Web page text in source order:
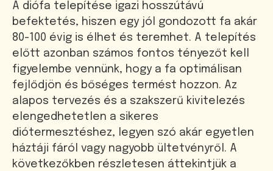
A diófa telepítése igazi hosszútávú
befektetés, hiszen egy jól gondozott fa akár
80-100 évig is élhet és teremhet. A telepítés
előtt azonban számos fontos tényezőt kell
figyelembe vennünk, hogy a fa optimálisan
fejlődjön és bőséges termést hozzon. Az
alapos tervezés és a szakszerű kivitelezés
elengedhetetlen a sikeres
diótermesztéshez, legyen szó akár egyetlen
háztáji fáról vagy nagyobb ültetvényről. A
következőkben részletesen áttekintjük a